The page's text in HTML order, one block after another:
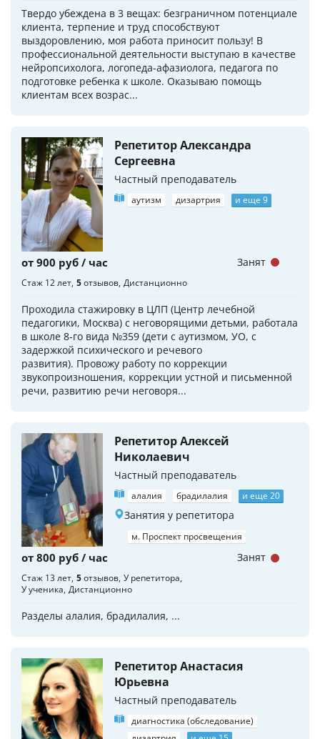
Твердо убеждена в 3 вещах: безграничном потенциале
клиента, терпение и труд способствуют
выздоровлению, моя работа приносит пользу! В
профессиональной деятельности выступаю в качестве
нейропсихолога, логопеда-афазиолога, педагога по
подготовке ребенка к школе. Оказываю помощь
клиентам всех возрас...
Репетитор Александра
Сергеевна
Частный преподаватель
аутизм дизартрия и еще 9
от 900 руб / час
Стаж 12 лет 5отзывов Дистанционно
Проходила стажировку в ЦЛП (Центр лечебной
педагогики, Москва) с неговорящими детьми, работала
в школе 8-го вида №359 (дети с аутизмом, УО, с
задержкой психического и речевого
развития). Провожу работу по коррекции
звукопроизношения, коррекции устной и письменной
речи, развитию речи неговоря...
Занят
Репетитор Алексей
Николаевич
Частный преподаватель
алалия брадилалия и еще 20
Занятия у репетитора
м. Проспект просвещения
от 800 руб / час
Стаж 13 лет 5отзывов У репетитора
У ученика Дистанционно
Разделы алалия, брадилалия, ...
Занят
Репетитор Анастасия
Юрьевна
Частный преподаватель
диагностика (обследование)